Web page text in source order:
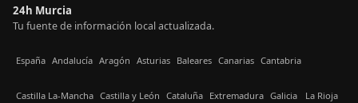
24h Murcia
Tu fuente de información local actualizada.
España Andalucía Aragón Asturias Baleares Canarias Cantabria
Castilla La-Mancha Castilla y León Cataluña Extremadura Galicia La Rioja